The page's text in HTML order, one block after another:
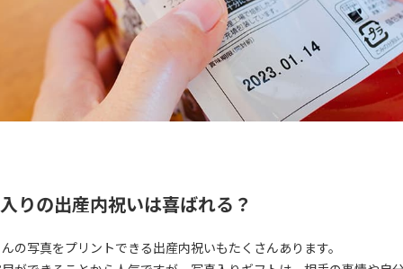
りの出産内祝いは喜ばれる？
の写真をプリントできる出産内祝いもたくさんあります。